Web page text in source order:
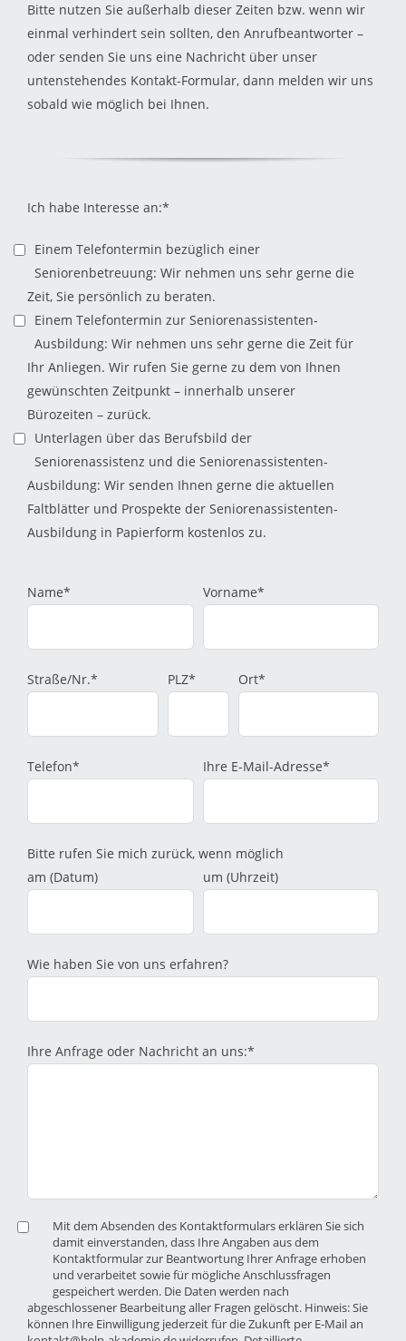
Bitte nutzen Sie außerhalb dieser Zeiten bzw. wenn wir
einmal verhindert sein sollten, den Anrufbeantworter –
oder senden Sie uns eine Nachricht über unser
untenstehendes Kontakt-Formular, dann melden wir uns
sobald wie möglich bei Ihnen.
Ich habe Interesse an:*
Einem Telefontermin bezüglich einer
Seniorenbetreuung: Wir nehmen uns sehr gerne die
Zeit, Sie persönlich zu beraten.
Einem Telefontermin zur Seniorenassistenten-
Ausbildung: Wir nehmen uns sehr gerne die Zeit für
Ihr Anliegen. Wir rufen Sie gerne zu dem von Ihnen
gewünschten Zeitpunkt – innerhalb unserer
Bürozeiten – zurück.
Unterlagen über das Berufsbild der
Seniorenassistenz und die Seniorenassistenten-
Ausbildung: Wir senden Ihnen gerne die aktuellen
Faltblätter und Prospekte der Seniorenassistenten-
Ausbildung in Papierform kostenlos zu.
Name* Vorname*
Straße/Nr.* PLZ* Ort*
Telefon* Ihre E-Mail-Adresse*
Bitte rufen Sie mich zurück, wenn möglich
am (Datum)
um (Uhrzeit)
Wie haben Sie von uns erfahren?
Ihre Anfrage oder Nachricht an uns:*
Mit dem Absenden des Kontaktformulars erklären Sie sich
damit einverstanden, dass Ihre Angaben aus dem
Kontaktformular zur Beantwortung Ihrer Anfrage erhoben
und verarbeitet sowie für mögliche Anschlussfragen
gespeichert werden. Die Daten werden nach
abgeschlossener Bearbeitung aller Fragen gelöscht. Hinweis: Sie
können Ihre Einwilligung jederzeit für die Zukunft per E-Mail an